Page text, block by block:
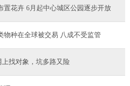
置花卉 6月起中心城区公园逐步开放
物种在全球被交易 八成不受监管
上找对象，坑多路又险